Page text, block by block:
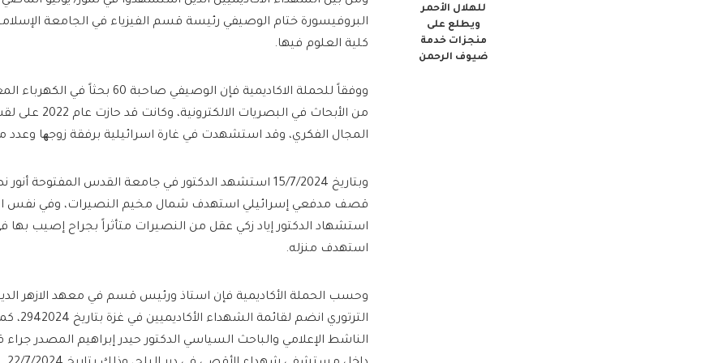
للهلال الأحمر
ويطلع على
منجزات خدمة
ضيوف الرحمن
البروفيسورة ختام الوصيفي رئيسة قسم الفيزياء في الجامعة
كلية العلوم فيها.
ووفقاً للحملة الاكاديمية فإن الوصيفي
من الأبحاث في
المجال الفكري، وقد استشهدت في غارة اسرائيلية برفقة زوجھا وعدد
وبتاريخ 15/7/2024 استشهد الدكتور في جامعة القدس المفتوحة
قصف مدفعي إسرائيلي استهدف شمال مخيم النصيرات، وفي نفس
استشهاد الدكتور إياد زكي عقل من النصيرات متأثراً بجراح إصيب
استهدف منزله.
وحسب الحملة الأكاديمية فإن استاذ ورئيس قسم في معهد الازهر
الترتوري
الناشط الإعلامي والباحث السياسي الدكتور حيدر إبراهيم المصدر